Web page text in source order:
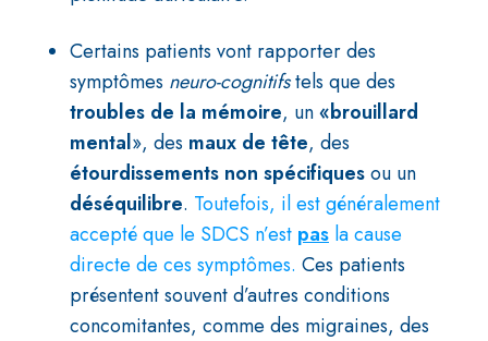
Certains patients vont rapporter des
symptômes neuro-cognitifstels que des
troubles de la mémoire, un«brouillard
mental», des maux de tête, des
étourdissements non spécifiquesou un
déséquilibre. Toutefois, il est généralement
accepté que le SDCS n’est pas la cause
directe de ces symptômes. Ces patients
présentent souvent d’autres conditions
concomitantes, comme des migraines, des